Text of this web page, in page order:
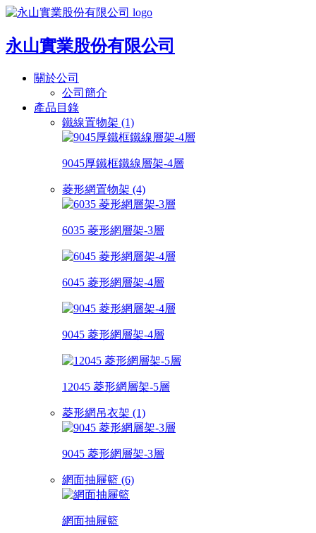
永山實業股份有限公司
關於公司
公司簡介
產品目錄
鐵線置物架 (1)
9045厚鐵框鐵線層架-4層
菱形網置物架 (4)
6035 菱形網層架-3層
6045 菱形網層架-4層
9045 菱形網層架-4層
12045 菱形網層架-5層
菱形網吊衣架 (1)
9045 菱形網層架-3層
網面抽屜籃 (6)
網面抽屜籃